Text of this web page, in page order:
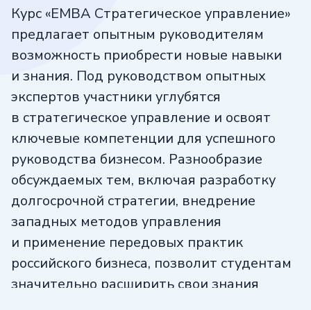
Курс «EMBA Стратегическое управление»
предлагает опытным руководителям
возможность приобрести новые навыки
и знания. Под руководством опытных
экспертов участники углубятся
в стратегическое управление и освоят
ключевые компетенции для успешного
руководства бизнесом. Разнообразие
обсуждаемых тем, включая разработку
долгосрочной стратегии, внедрение
западных методов управления
и применение передовых практик
российского бизнеса, позволит студентам
значительно расширить свои знания